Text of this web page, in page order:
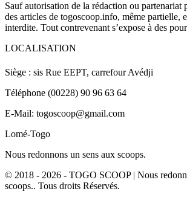
Sauf autorisation de la rédaction ou partenariat
des articles de togoscoop.info, même partielle,
interdite. Tout contrevenant s’expose à des
LOCALISATION
Siège : sis Rue EEPT, carrefour Avédji
Téléphone (00228) 90 96 63 64
E-Mail: togoscoop@gmail.com
Lomé-Togo
Nous redonnons un sens aux scoops.
© 2018 - 2026 - TOGO SCOOP | Nous
scoops.. Tous droits Réservés.